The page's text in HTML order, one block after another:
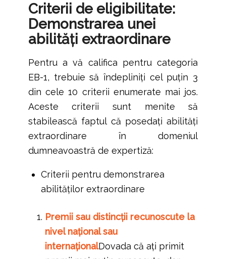
Criterii de eligibilitate:
Demonstrarea unei
abilități extraordinare
Pentru a vă califica pentru categoria
EB-1, trebuie să îndepliniți cel puțin 3
din cele 10 criterii enumerate mai jos.
Aceste criterii sunt menite să
stabilească faptul că posedați abilități
extraordinare în domeniul
dumneavoastră de expertiză:
Criterii pentru demonstrarea
abilităților extraordinare
Premii sau distincții recunoscute la
nivel național sau
internaționalDovada că ați primit